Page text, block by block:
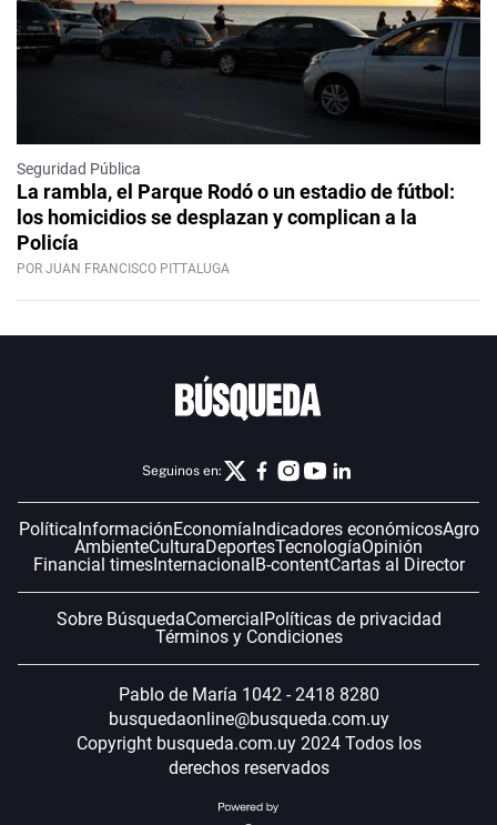
Seguridad Pública
La rambla, el Parque Rodó o un estadio de fútbol:
los homicidios se desplazan y complican a la
Policía
POR JUAN FRANCISCO PITTALUGA
Seguinos en:
PolíticaInformaciónEconomíaIndicadores económicosAgro
AmbienteCulturaDeportesTecnologíaOpinión
Financial timesInternacionalB-contentCartas al Director
Sobre BúsquedaComercialPolíticas de privacidad
Términos y Condiciones
Pablo de María 1042 - 2418 8280
busquedaonline@busqueda.com.uy
Copyright busqueda.com.uy 2024 Todos los
derechos reservados